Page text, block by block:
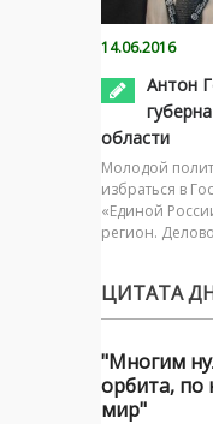
14.06.2016
Антон
области
Молодой
избраться в
«Единой
регион.
ЦИТАТА
"Многим
орбита, по
мир"